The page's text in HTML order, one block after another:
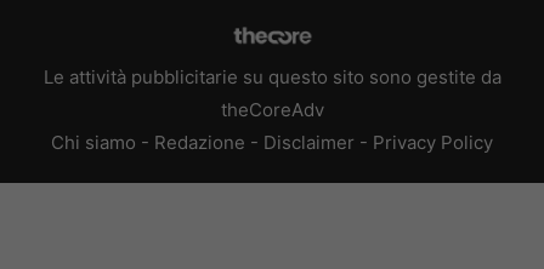
Le attività pubblicitarie su questo sito sono gestite da
theCoreAdv
Chi siamo - Redazione - Disclaimer - Privacy Policy